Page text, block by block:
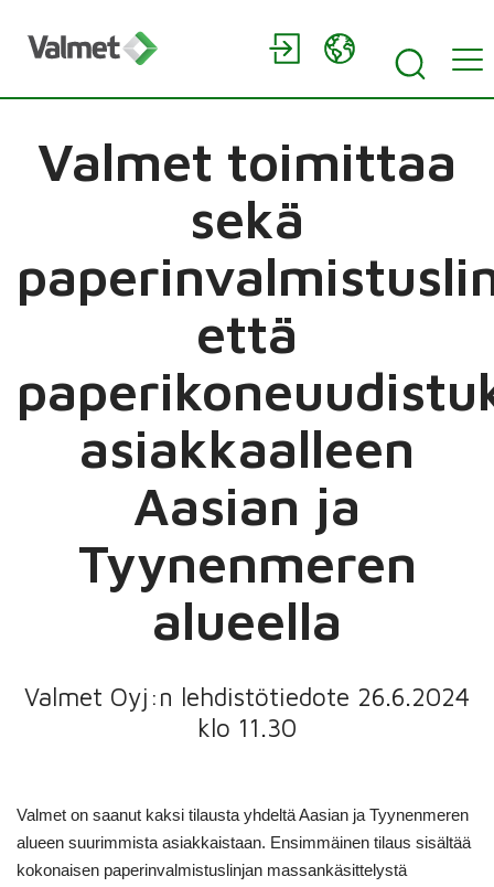
Valmet toimittaa
sekä
että
asiakkaalleen
Aasian ja
Tyynenmeren
alueella
Valmet Oyj:n lehdistötiedote 26.6.2024
klo 11.30
Valmet on saanut kaksi tilausta yhdeltä Aasian ja Tyynenmeren
alueen suurimmista asiakkaistaan. Ensimmäinen tilaus sisältää
kokonaisen paperinvalmistuslinjan massankäsittelystä